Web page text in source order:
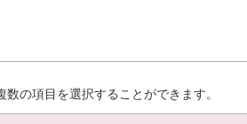
の項目を選択することができます。